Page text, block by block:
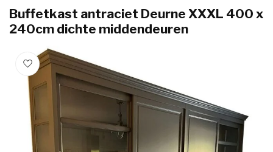
Buffetkast antraciet Deurne XXXL 400 x
240cm dichte middendeuren